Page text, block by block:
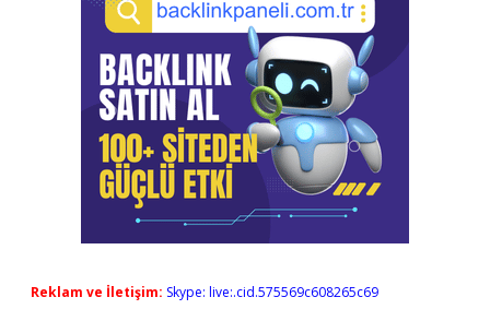
Reklam ve İletişim: Skype: live:.cid.575569c608265c69